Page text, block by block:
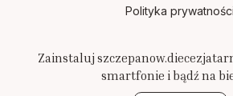
Polityka prywatności
Zainstaluj
smartfonie i bądź na